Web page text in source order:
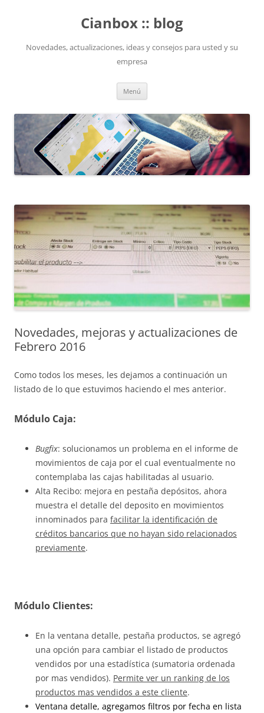
Cianbox :: blog
Novedades, actualizaciones, ideas y consejos para usted y su
empresa
Menú
Novedades, mejoras y actualizaciones de
Febrero 2016
Como todos los meses, les dejamos a continuación un
listado de lo que estuvimos haciendo el mes anterior.
Módulo Caja:
Bugfix: solucionamos un problema en el informe de
movimientos de caja por el cual eventualmente no
contemplaba las cajas habilitadas al usuario.
Alta Recibo: mejora en pestaña depósitos, ahora
muestra el detalle del deposito en movimientos
innominados para facilitar la identificación de
créditos bancarios que no hayan sido relacionados
previamente.
Módulo Clientes:
En la ventana detalle, pestaña productos, se agregó
una opción para cambiar el listado de productos
vendidos por una estadística (sumatoria ordenada
por mas vendidos). Permite ver un ranking de los
productos mas vendidos a este cliente.
Ventana detalle, agregamos filtros por fecha en lista